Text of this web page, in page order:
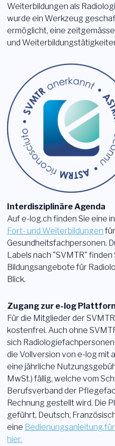
Weiterbildungen als
wurde ein Werkzeug
ermöglicht, eine
und
Interdisziplinäre Agenda
Auf e-log.ch finden Sie eine
Fort- und Weiterbildungen
Gesundheitsfachpersonen.
Labels nach "SVMTR" finden
Bildungsangebote für
Blick.
Zugang zur e-log
Für die Mitglieder der
kostenfrei. Auch ohne
sich
die Vollversion von e-log mit
eine jährliche
MwSt.) fällig, welche vom
Berufsverband der
Rechnung gestellt wird. Die
geführt, Deutsch,
eine Bedienungsanleitung
hier.